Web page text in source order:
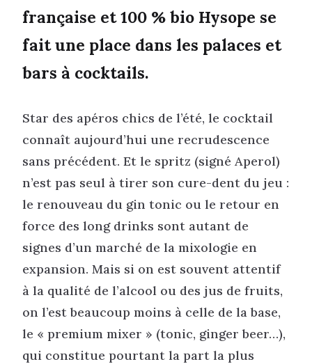
française et 100 % bio Hysope se
fait une place dans les palaces et
bars à cocktails.
Star des apéros chics de l’été, le cocktail
connaît aujourd’hui une recrudescence
sans précédent. Et le spritz (signé Aperol)
n’est pas seul à tirer son cure-dent du jeu :
le renouveau du gin tonic ou le retour en
force des long drinks sont autant de
signes d’un marché de la mixologie en
expansion. Mais si on est souvent attentif
à la qualité de l’alcool ou des jus de fruits,
on l’est beaucoup moins à celle de la base,
le « premium mixer » (tonic, ginger beer…),
qui constitue pourtant la part la plus